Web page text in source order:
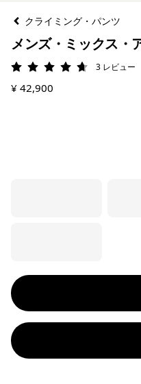
クライミング・パンツ
メンズ・ミックス・
評価: 4.7 / 5
3 レビュー
¥ 42,900